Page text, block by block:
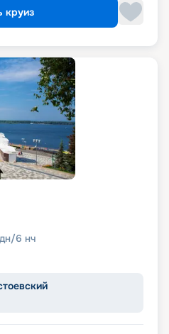
круиз
дн/6 нч